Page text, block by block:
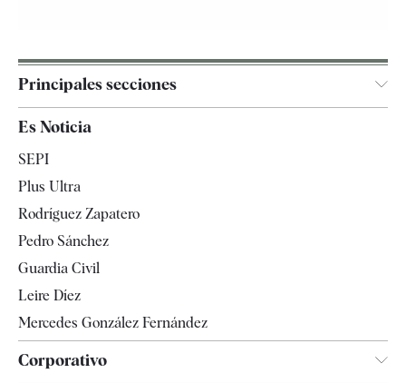
Principales secciones
España
Televisión
Es Noticia
SEPI
Plus Ultra
Rodríguez Zapatero
Pedro Sánchez
Guardia Civil
Leire Díez
Mercedes González Fernández
Corporativo